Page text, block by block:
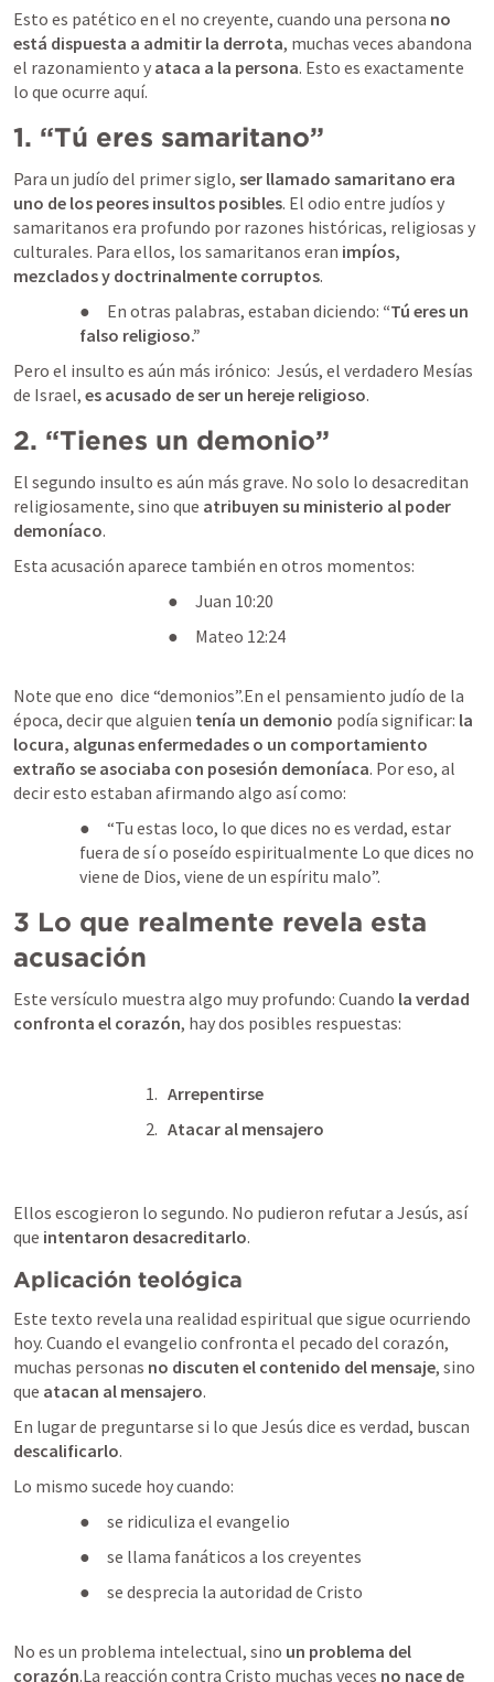
Esto es patético en el no creyente, cuando una persona no
está dispuesta a admitir la derrota, muchas veces abandona
el razonamiento y ataca a la persona. Esto es exactamente
lo que ocurre aquí.
1. “Tú eres samaritano”
Para un judío del primer siglo, ser llamado samaritano era
uno de los peores insultos posibles. El odio entre judíos y
samaritanos era profundo por razones históricas, religiosas y
culturales. Para ellos, los samaritanos eran impíos,
mezclados y doctrinalmente corruptos.
●     En otras palabras, estaban diciendo: “Tú eres un
falso religioso.”
Pero el insulto es aún más irónico:  Jesús, el verdadero Mesías
de Israel, es acusado de ser un hereje religioso.
2. “Tienes un demonio”
El segundo insulto es aún más grave. No solo lo desacreditan
religiosamente, sino que atribuyen su ministerio al poder
demoníaco.
Esta acusación aparece también en otros momentos:
● Juan 10:20
● Mateo 12:24
Note que eno  dice “demonios”.En el pensamiento judío de la
época, decir que alguien tenía un demonio podía significar: la
locura, algunas enfermedades o un comportamiento
extraño se asociaba con posesión demoníaca. Por eso, al
decir esto estaban afirmando algo así como:
●     “Tu estas loco, lo que dices no es verdad, estar
fuera de sí o poseído espiritualmente Lo que dices no
viene de Dios, viene de un espíritu malo”.
3 Lo que realmente revela esta
acusación
Este versículo muestra algo muy profundo: Cuando la verdad
confronta el corazón, hay dos posibles respuestas:
Arrepentirse
Atacar al mensajero
Ellos escogieron lo segundo. No pudieron refutar a Jesús, así
que intentaron desacreditarlo.
Aplicación teológica
Este texto revela una realidad espiritual que sigue ocurriendo
hoy. Cuando el evangelio confronta el pecado del corazón,
muchas personas no discuten el contenido del mensaje, sino
que atacan al mensajero.
descalificarlo.
Lo mismo sucede hoy cuando:
●     se ridiculiza el evangelio
●     se llama fanáticos a los creyentes
●     se desprecia la autoridad de Cristo
No es un problema intelectual, sino un problema del
corazón.La reacción contra Cristo muchas veces no nace de